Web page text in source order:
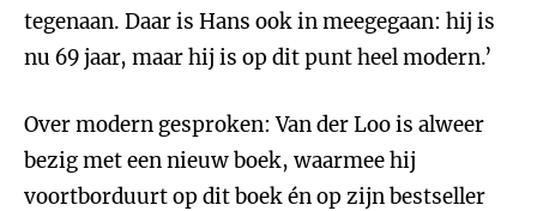
tegenaan. Daar is Hans ook in meegegaan: hij is
nu 69 jaar, maar hij is op dit punt heel modern.’
Over modern gesproken: Van der Loo is alweer
bezig met een nieuw boek, waarmee hij
voortborduurt op dit boek én op zijn bestseller